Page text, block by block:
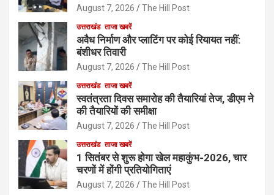
August 7, 2026 The Hill Post
उत्तराखंड ताजा खबरें
अवैध निर्माण और प्लाटिंग पर कोई रियायत नहीं:
बंशीधर तिवारी
August 7, 2026 The Hill Post
उत्तराखंड ताजा खबरें
स्वतंत्रता दिवस समारोह की तैयारियां तेज, डीएम ने
की तैयारियों की समीक्षा
August 7, 2026 The Hill Post
उत्तराखंड ताजा खबरें
1 सितंबर से शुरू होगा खेल महाकुंभ-2026, चार
चरणों में होंगी प्रतियोगिताएं
August 7, 2026 The Hill Post